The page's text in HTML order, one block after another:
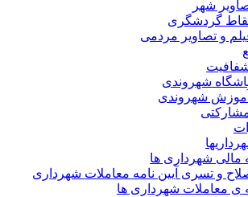
شهر
گردشگری
و تصاویر مردمی
شهروندی
آموزش شهروندی
مالی شهرداری ها
و تسری آیین نامه معاملات شهرداری
ی معاملات شهرداری ها